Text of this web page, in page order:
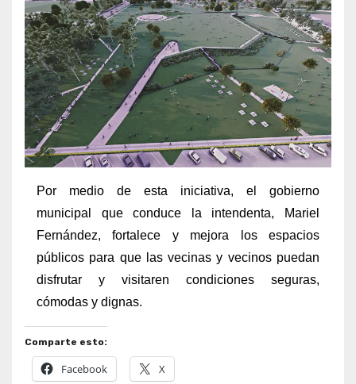
Por medio de esta iniciativa, el gobierno
municipal que conduce la intendenta, Mariel
Fernández, fortalece y mejora los espacios
públicos para que las vecinas y vecinos puedan
disfrutar y visitaren condiciones seguras,
cómodas y dignas.
Comparte esto:
Facebook X